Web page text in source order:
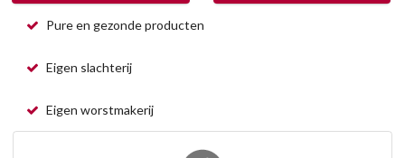
Pure en gezonde producten
Eigen slachterij
Eigen worstmakerij